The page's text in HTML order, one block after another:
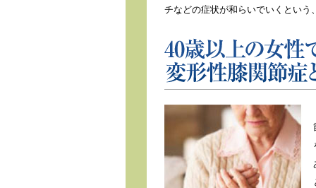
チなどの症状が和らいでいくとい